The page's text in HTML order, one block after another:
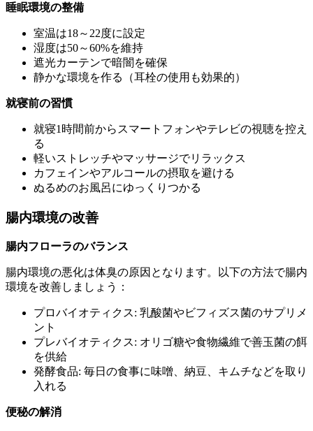
睡眠環境の整備
室温は18～22度に設定
湿度は50～60%を維持
遮光カーテンで暗闇を確保
静かな環境を作る（耳栓の使用も効果的）
就寝前の習慣
就寝1時間前からスマートフォンやテレビの視聴を控え
る
軽いストレッチやマッサージでリラックス
カフェインやアルコールの摂取を避ける
ぬるめのお風呂にゆっくりつかる
腸内環境の改善
腸内フローラのバランス
腸内環境の悪化は体臭の原因となります。以下の方法で腸内
環境を改善しましょう：
プロバイオティクス: 乳酸菌やビフィズス菌のサプリメ
ント
プレバイオティクス: オリゴ糖や食物繊維で善玉菌の餌
を供給
発酵食品: 毎日の食事に味噌、納豆、キムチなどを取り
入れる
便秘の解消